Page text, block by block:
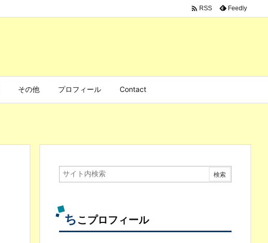
その他 プロフィール Contact
 RSS Feedly
ち こプロフィール